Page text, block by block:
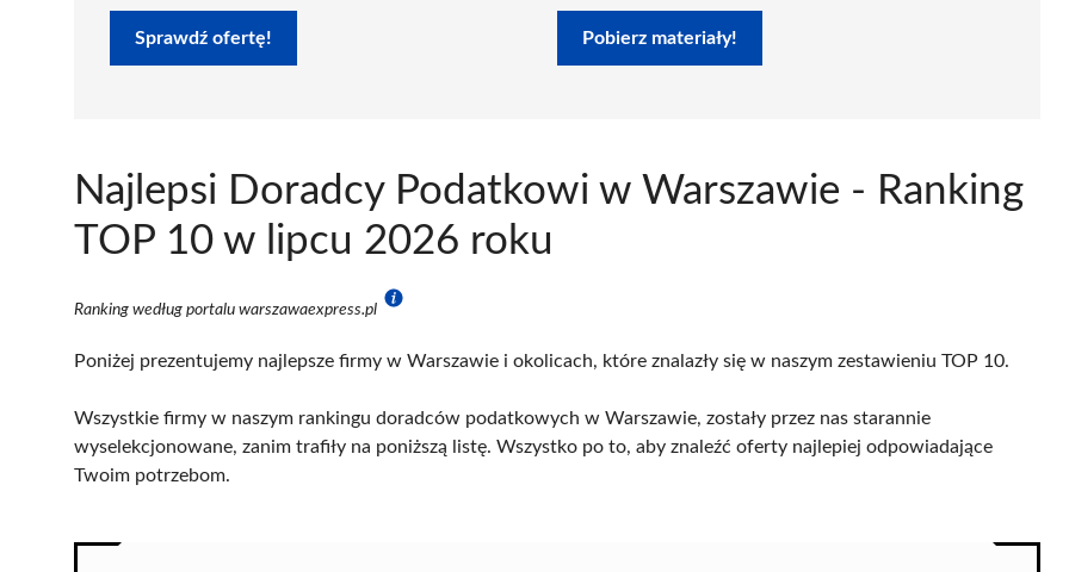
Sprawdź ofertę! Pobierz materiały!
Najlepsi Doradcy Podatkowi w Warszawie - Ranking
TOP 10 w lipcu 2026 roku
Ranking według portalu warszawaexpress.pl
Poniżej prezentujemy najlepsze firmy w Warszawie i okolicach, które znalazły się w naszym zestawieniu TOP 10.
Wszystkie firmy w naszym rankingu doradców podatkowych w Warszawie, zostały przez nas starannie
wyselekcjonowane, zanim trafiły na poniższą listę. Wszystko po to, aby znaleźć oferty najlepiej odpowiadające
Twoim potrzebom.